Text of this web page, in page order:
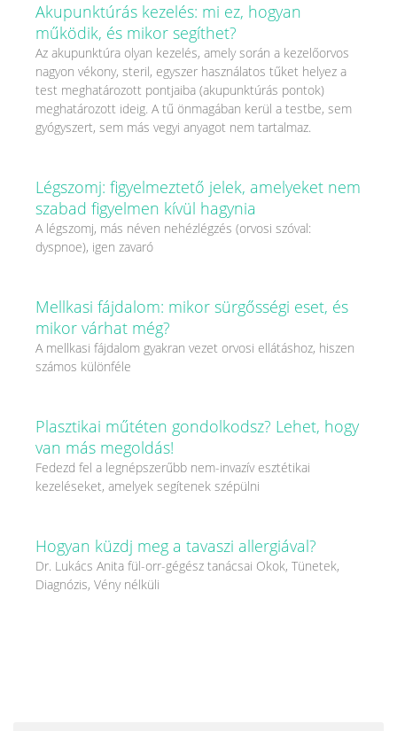
Akupunktúrás kezelés: mi ez, hogyan
működik, és mikor segíthet?
Az akupunktúra olyan kezelés, amely során a kezelőorvos
nagyon vékony, steril, egyszer használatos tűket helyez a
test meghatározott pontjaiba (akupunktúrás pontok)
meghatározott ideig. A tű önmagában kerül a testbe, sem
gyógyszert, sem más vegyi anyagot nem tartalmaz.
Légszomj: figyelmeztető jelek, amelyeket nem
szabad figyelmen kívül hagynia
A légszomj, más néven nehézlégzés (orvosi szóval:
dyspnoe), igen zavaró
Mellkasi fájdalom: mikor sürgősségi eset, és
mikor várhat még?
A mellkasi fájdalom gyakran vezet orvosi ellátáshoz, hiszen
számos különféle
Plasztikai műtéten gondolkodsz? Lehet, hogy
van más megoldás!
Fedezd fel a legnépszerűbb nem-invazív esztétikai
kezeléseket, amelyek segítenek szépülni
Hogyan küzdj meg a tavaszi allergiával?
Dr. Lukács Anita fül-orr-gégész tanácsai Okok, Tünetek,
Diagnózis, Vény nélküli